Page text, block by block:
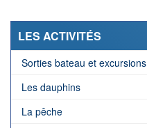
LES ACTIVITÉS
Sorties bateau et excursions
Les dauphins
La pêche